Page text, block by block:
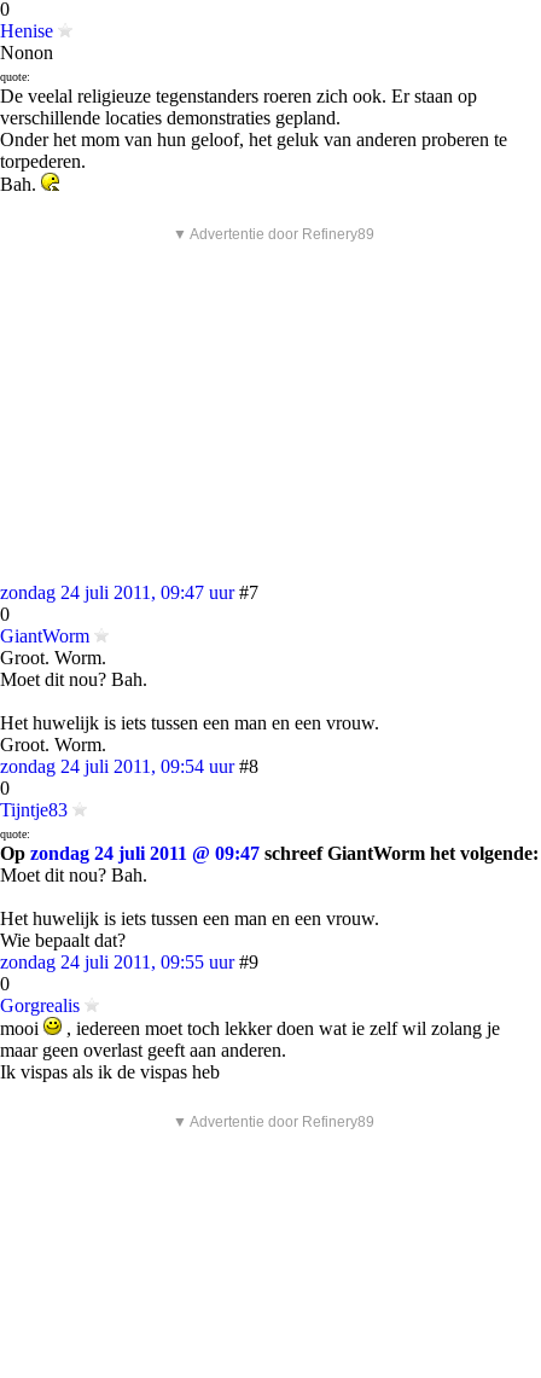
0
Henise
Nonon
quote:
De veelal religieuze tegenstanders roeren zich ook. Er staan op
verschillende locaties demonstraties gepland.
Onder het mom van hun geloof, het geluk van anderen proberen te
torpederen.
Bah.
▼ Advertentie door Refinery89
zondag 24 juli 2011, 09:47 uur #7
0
GiantWorm
Groot. Worm.
Moet dit nou? Bah.
Het huwelijk is iets tussen een man en een vrouw.
Groot. Worm.
zondag 24 juli 2011, 09:54 uur #8
0
Tijntje83
quote:
Op zondag 24 juli 2011 @ 09:47 schreef GiantWorm het volgende:
Moet dit nou? Bah.
Het huwelijk is iets tussen een man en een vrouw.
Wie bepaalt dat?
zondag 24 juli 2011, 09:55 uur #9
0
Gorgrealis
mooi
, iedereen moet toch lekker doen wat ie zelf wil zolang je
maar geen overlast geeft aan anderen.
Ik vispas als ik de vispas heb
▼ Advertentie door Refinery89